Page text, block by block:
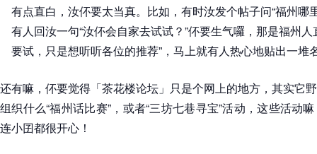
有点直白，汝伓要太当真。比如，有时汝发个帖子问“福州哪
有人回汝一句“汝伓会自家去试试？”伓要生气囉，那是福州
要试，只是想听听各位的推荐”，马上就有人热心地贴出一堆
还有嘛，伓要觉得「茶花楼论坛」只是个网上的地方，其实它
组织什么“福州话比赛”，或者“三坊七巷寻宝”活动，这些活动
连小囝都很开心！